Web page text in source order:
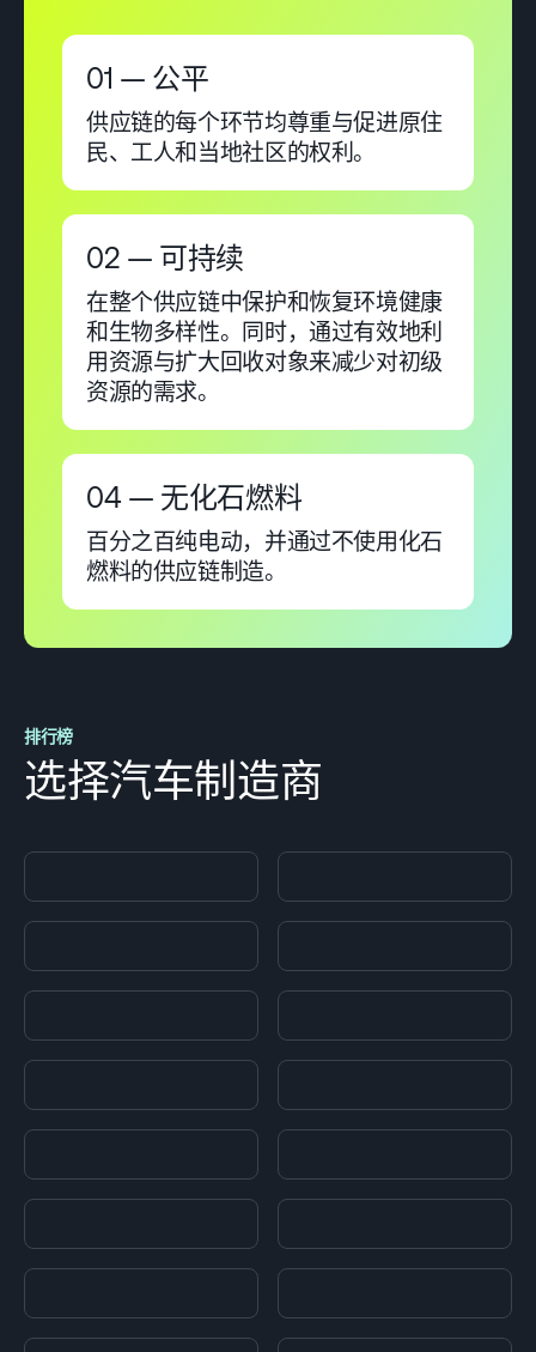
01 — 公平
供应链的每个环节均尊重与促进原住
民、工人和当地社区的权利。
02 — 可持续
在整个供应链中保护和恢复环境健康
和生物多样性。同时，通过有效地利
用资源与扩大回收对象来减少对初级
资源的需求。
04 — 无化石燃料
百分之百纯电动，并通过不使用化石
燃料的供应链制造。
排行榜
选择汽车制造商